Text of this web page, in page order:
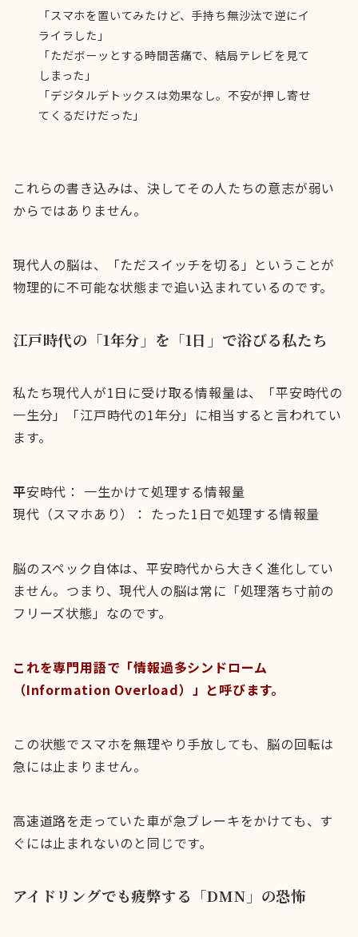
「スマホを置いてみたけど、手持ち無沙汰で逆にイ
ライラした」
「ただボーッとする時間苦痛で、結局テレビを見て
しまった」
「デジタルデトックスは効果なし。不安が押し寄せ
てくるだけだった」
これらの書き込みは、決してその人たちの意志が弱い
からではありません。
現代人の脳は、「ただスイッチを切る」ということが
物理的に不可能な状態まで追い込まれているのです。
江戸時代の「1年分」を「1日」で浴びる私たち
私たち現代人が1日に受け取る情報量は、「平安時代の
一生分」「江戸時代の1年分」に相当すると言われてい
ます。
平安時代： 一生かけて処理する情報量
現代（スマホあり）： たった1日で処理する情報量
脳のスペック自体は、平安時代から大きく進化してい
ません。つまり、現代人の脳は常に「処理落ち寸前の
フリーズ状態」なのです。
これを専門用語で「情報過多シンドローム
（Information Overload）」と呼びます。
この状態でスマホを無理やり手放しても、脳の回転は
急には止まりません。
高速道路を走っていた車が急ブレーキをかけても、す
ぐには止まれないのと同じです。
アイドリングでも疲弊する「DMN」の恐怖